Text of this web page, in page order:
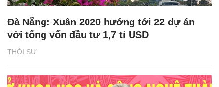
THỜI SỰ
Đà Nẵng: Xuân 2020 hướng tới 22 dự án
với tổng vốn đầu tư 1,7 tỉ USD